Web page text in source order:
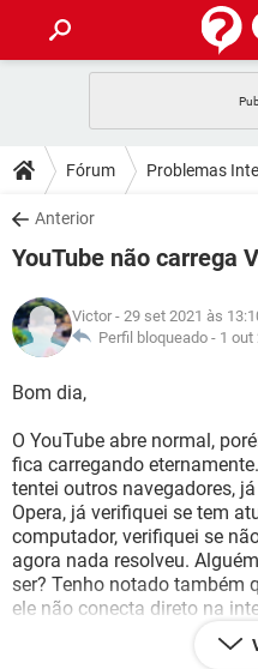
CELULAR
OUTLOOK
INSTAGRAM
GUIA DE COMPRAS
DICAS
JOGOS
INSTAGRAM
GUIA DE COMPRAS
DOWNLOADS
JOGOS
CELULAR
OUTLOOK
INSTAGRAM
JOGOS
CELULAR
OUTLOOK
INSTAGRAM
GUIA DE COMPRAS
GLOSSÁRIO
JOGOS
OUTLOOK
INSTAGRAM
GUIA DE COMPRAS
Fórum Problemas
Anterior
YouTube não carrega
Victor - 29 set 2021 às
Perfil bloqueado - 1 out
Bom dia,
O YouTube abre normal,
fica carregando
tentei outros navegadores,
Opera, já verifiquei se tem
computador, verifiquei se
agora nada resolveu.
ser? Tenho notado também
ele não conecta direto na
seleciono o "conectar
quando vou ligar ele de